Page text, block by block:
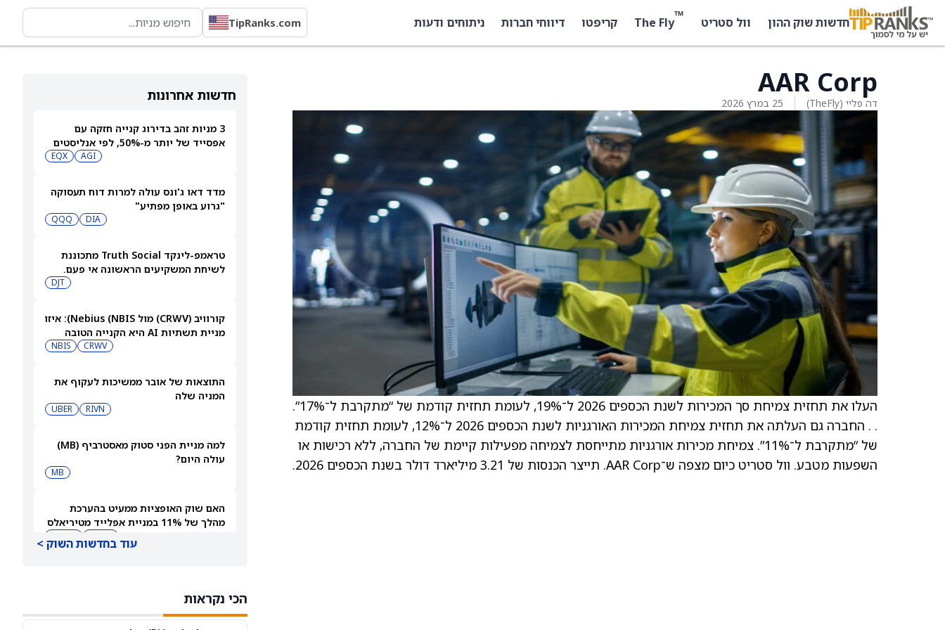
חדשות שוק ההון וול סטריט ™
The Fly קריפטו דיווחי חברות ניתוחים ודעות TipRanks.com
חדשות אחרונות
3 מניות זהב בדירוג קנייה חזקה עם
אפסייד של יותר מ-50%, לפי אנליסטים
AGI
EQX
מדד דאו ג'ונס עולה למרות דוח תעסוקה
"גרוע באופן מפתיע"
DIA
QQQ
טראמפ-לינקד Truth Social מתכוננת
לשיחת המשקיעים הראשונה אי פעם.
DJT
קורוויב (CRWV) מול Nebius (NBIS): איזו
מניית תשתיות AI היא הקנייה הטובה
יותר לקראת דוחות הרבעון השני?
CRWV
NBIS
התוצאות של אובר ממשיכות לעקוף את
המניה שלה
RIVN
UBER
למה מניית הפני סטוק מאסטרביף (MB)
עולה היום?
MB
האם שוק האופציות ממעיט בהערכת
מהלך של 11% במניית אפלייד מטיריאלס
עדיין רואה אפסייד של 80%
עוד בחדשות השוק >
הכי נקראות
AAR Corp
דה פליי (TheFly) 25 במרץ 2026
העלו את תחזית צמיחת סך המכירות לשנת הכספים 2026 ל־19%, לעומת תחזית קודמת של “מתקרבת ל־17%”.
. . החברה גם העלתה את תחזית צמיחת המכירות האורגניות לשנת הכספים 2026 ל־12%, לעומת תחזית קודמת
של “מתקרבת ל־11%”. צמיחת מכירות אורגניות מתייחסת לצמיחה מפעילות קיימת של החברה, ללא רכישות או
השפעות מטבע. וול סטריט כיום מצפה ש־AAR Corp. תייצר הכנסות של 3.21 מיליארד דולר בשנת הכספים 2026.